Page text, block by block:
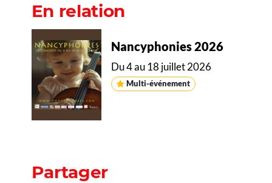
En relation
Nancyphonies 2026
Du 4 au 18 juillet 2026
Multi-événement
Partager